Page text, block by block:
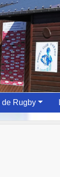
de Rugby